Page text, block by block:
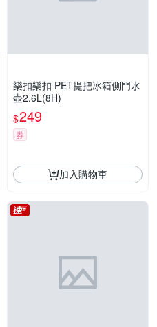
樂扣樂扣 PET提把冰箱側門水
壺2.6L(8H)
$249
券
加入購物車